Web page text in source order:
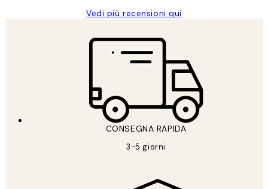
Vedi più recensioni qui
CONSEGNA RAPIDA
3-5 giorni